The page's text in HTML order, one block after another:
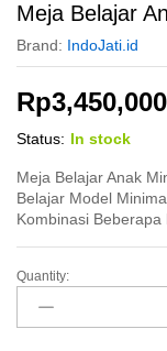
Meja Belajar
Brand: IndoJati.id
Rp
Status: In stock
Meja Belajar Anak
Belajar Model
Kombinasi
Meja
Belajar
Anak
Quantity: